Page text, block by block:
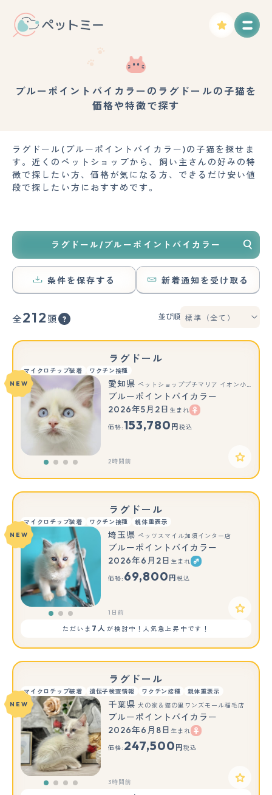
ブルーポイントバイカラーのラグドールの子猫を
価格や特徴で探す
ラグドール(ブルーポイントバイカラー)の子猫を探せま
す。近くのペットショップから、飼い主さんの好みの特
徴で探したい方、価格が気になる方、できるだけ安い値
段で探したい方におすすめです。
ラグドール/ブルーポイントバイカラー
条件を保存する 新着通知を受け取る
全212 頭 並び順
ラグドール
マイクロチップ装着
ワクチン接種
NEW
愛知県 ペットショッププチマリア イオン小牧店
ブルーポイントバイカラー
2026年5月2日 生まれ
価格:153,780 円 税込
2時間前
ラグドール
マイクロチップ装着 ワクチン接種 親体重表示
もっと見る
NEW 埼玉県 ペッツスマイル加須インター店
ブルーポイントバイカラー
2026年6月2日 生まれ
価格: 69,800 円 税込
1日前
ただいま 7人 が検討中！人気急上昇中です！
ラグドール
マイクロチップ装着 遺伝子検査情報 ワクチン接種
親体重表示
NEW
千葉県 犬の家＆猫の里ワンズモール稲毛店
ブルーポイントバイカラー
2026年6月8日 生まれ
価格: 247,500 円 税込
3時間前